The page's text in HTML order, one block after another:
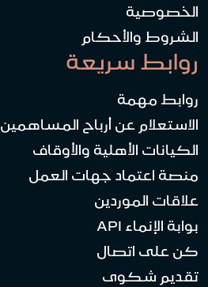
الخصوصية
الشروط والأحكام
روابط سريعة
روابط مهمة
الاستعلام عن أرباح المساهمين
الكيانات الأهلية والأوقاف
منصة اعتماد جهات العمل
علاقات الموردين
بوابة الإنماء API
كن على اتصال
تقديم شكوى